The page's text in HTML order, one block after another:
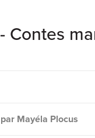
Contes
Mayéla Plocus